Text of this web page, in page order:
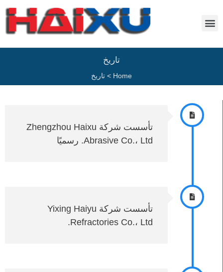
تاريخ
Home
> تاريخ
تأسست شركة Zhengzhou Haixu
Abrasive Co.، Ltd. رسميًا
تأسست شركة Yixing Haiyu
Refractories Co.، Ltd.